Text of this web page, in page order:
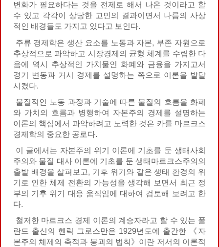
변화가 필요하다는 것을 전제로 해서 나온 것이라고 할
수 있고 각각이 상당한 고민의 결과이면서 나름의 사상
적인 배경들도 가지고 있다고 보인다.
주류 경제학은 생산 요소를 노동과 자본, 부존 자원으로
추상적으로 파악하고 시장경제의 균형 체계를 수립한 다
음에 역시 추상적인 가치물인 화폐와 금융을 가지고서
경기 변동과 거시 경제를 설명하는 쪽으로 이론을 발달
시켰다.
물질적인 노동 과정과 기술에 따른 물질의 흐름을 화폐
와 가치의 흐름과 병행하여 자본주의 경제를 설명하는
이론의 핵심에서 파악하려고 노력한 것은 카를 마르크스
경제학의 중요한 공로다.
이 글에서는 자본주의 위기 이론에 기초를 둔 생태사회
주의와 물질 대사 이론에 기초를 둔 생태마르크스주의의
출발 배경을 살펴보고, 기후 위기와 같은 생태 환경의 위
기로 인한 체제 전환의 가능성을 생각해 보면서 최근 정
부의 기후 위기 대응 움직임에 대하여 검토해 보려고 한
다.
철저한 마르크스 경제 이론의 계승자라고 할 수 있는 폴
란드 출신의 헨릭 그로스만은 1929년도에 출간한 《자
본주의 체제의 축적과 붕괴의 법칙》이란 저서의 이론적